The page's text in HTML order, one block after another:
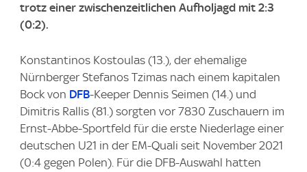
trotz einer zwischenzeitlichen Aufholjagd mit 2:3
(0:2).
Konstantinos Kostoulas (13.), der ehemalige
Nürnberger Stefanos Tzimas nach einem kapitalen
Bock von DFB-Keeper Dennis Seimen (14.) und
Dimitris Rallis (81.) sorgten vor 7830 Zuschauern im
Ernst-Abbe-Sportfeld für die erste Niederlage einer
deutschen U21 in der EM-Quali seit November 2021
(0:4 gegen Polen). Für die DFB-Auswahl hatten